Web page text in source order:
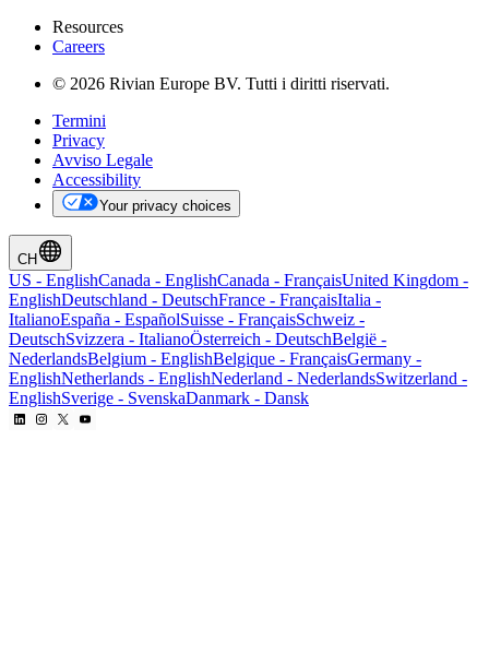
Resources
Careers
© 2026 Rivian Europe BV. Tutti i diritti riservati.
Termini
Privacy
Avviso Legale
Accessibility
Your privacy choices
CH
US - EnglishCanada - EnglishCanada - FrançaisUnited Kingdom -
EnglishDeutschland - DeutschFrance - FrançaisItalia -
ItalianoEspaña - EspañolSuisse - FrançaisSchweiz -
DeutschSvizzera - ItalianoÖsterreich - DeutschBelgië -
NederlandsBelgium - EnglishBelgique - FrançaisGermany -
EnglishNetherlands - EnglishNederland - NederlandsSwitzerland -
EnglishSverige - SvenskaDanmark - Dansk